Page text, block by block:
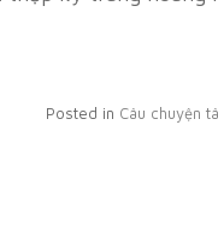
Posted in Câu chuyện